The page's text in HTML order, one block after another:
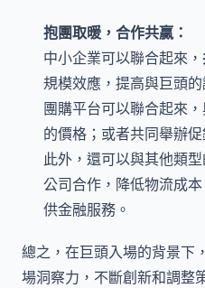
抱團取暖，合作共贏：
中小企業可以聯合起來，
規模效應，提高與巨頭
團購平台可以聯合起來
的價格；或者共同舉辦
此外，還可以與其他類
公司合作，降低物流成
供金融服務。
總之，在巨頭入場的背景下
場洞察力，不斷創新和調整